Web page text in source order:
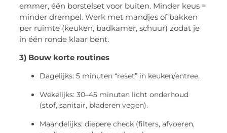
emmer, één borstelset voor buiten. Minder keus =
minder drempel. Werk met mandjes of bakken
per ruimte (keuken, badkamer, schuur) zodat je
in één ronde klaar bent.
3) Bouw korte routines
Dagelijks: 5 minuten “reset” in keuken/entree.
Wekelijks: 30–45 minuten licht onderhoud
(stof, sanitair, bladeren vegen).
Maandelijks: diepere check (filters, afvoeren,